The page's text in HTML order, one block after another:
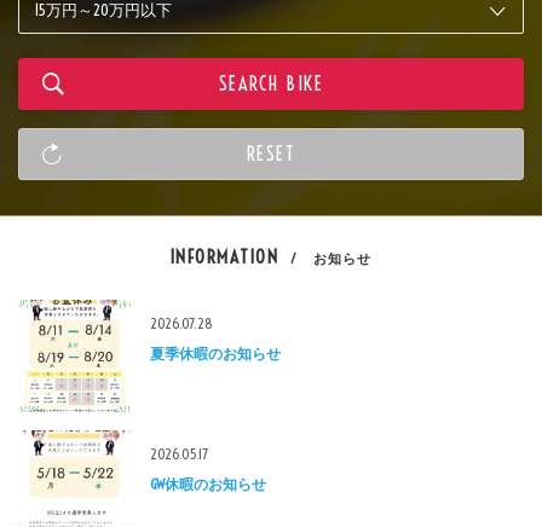
INFORMATION / お知らせ
2026.07.28
夏季休暇のお知らせ
2026.05.17
GW休暇のお知らせ